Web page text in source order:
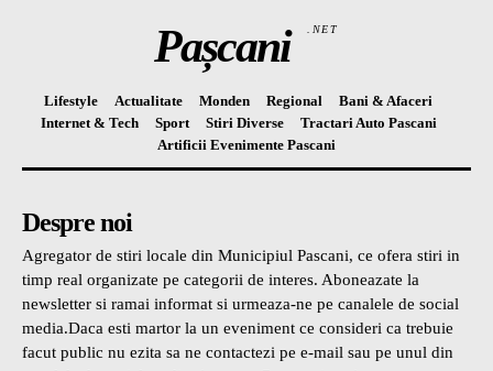
Pașcani .NET
Lifestyle Actualitate Monden Regional
Bani & Afaceri
Internet & Tech
Sport Stiri Diverse
Tractari Auto Pascani
Artificii Evenimente Pascani
Despre noi
Agregator de stiri locale din Municipiul Pascani, ce ofera stiri in
timp real organizate pe categorii de interes. Aboneazate la
newsletter si ramai informat si urmeaza-ne pe canalele de social
media.Daca esti martor la un eveniment ce consideri ca trebuie
facut public nu ezita sa ne contactezi pe e-mail sau pe unul din